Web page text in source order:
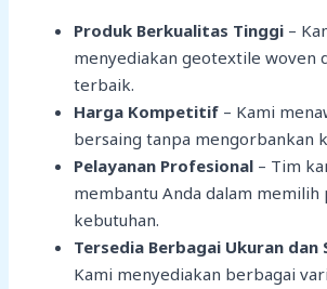
Produk Berkualitas Tinggi –
menyediakan geotextile woven
terbaik.
Harga Kompetitif – Kami
bersaing tanpa mengorbankan
Pelayanan Profesional – Tim
membantu Anda dalam memilih
kebutuhan.
Tersedia Berbagai Ukuran dan
Kami menyediakan berbagai